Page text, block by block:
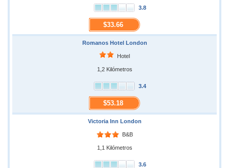
3.8
$33.66
Romanos Hotel London
Hotel
1,2 Kilómetros
3.4
$53.18
Victoria Inn London
B&B
1,1 Kilómetros
3.6